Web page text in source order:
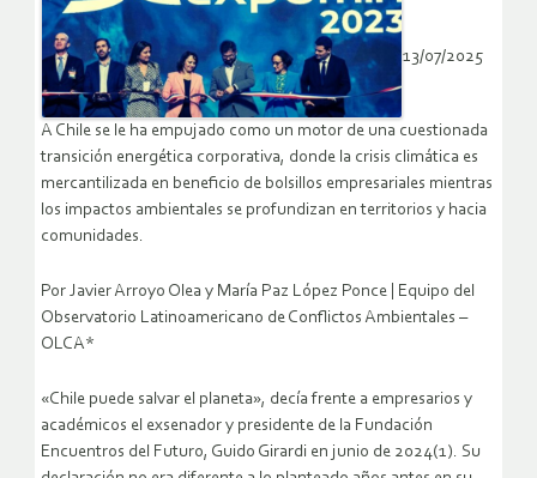
13/07/2025
A Chile se le ha empujado como un motor de una cuestionada
transición energética corporativa, donde la crisis climática es
mercantilizada en beneficio de bolsillos empresariales mientras
los impactos ambientales se profundizan en territorios y hacia
comunidades.
Por Javier Arroyo Olea y María Paz López Ponce | Equipo del
Observatorio Latinoamericano de Conflictos Ambientales –
OLCA*
«Chile puede salvar el planeta», decía frente a empresarios y
académicos el exsenador y presidente de la Fundación
Encuentros del Futuro, Guido Girardi en junio de 2024(1). Su